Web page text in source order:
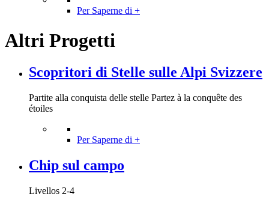
Per Saperne di +
Altri Progetti
Scopritori di Stelle sulle Alpi Svizzere
Partite alla conquista delle stelle Partez à la conquête des
étoiles
Per Saperne di +
Chip sul campo
Livellos 2-4